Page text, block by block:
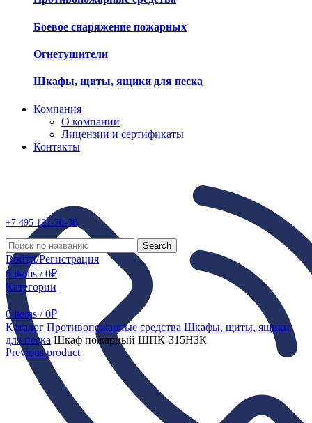
Средства обеззараживания
Боевое снаряжение пожарных
Огнетушители
Шкафы, щиты, ящики для песка
Компания
О компании
Лицензии и сертификаты
Контакты
+7 495 121-70-38
Search
Войти/Регистрация
0 items / 0₽
Категории
0 items / 0₽
Каталог Противопожарные средства Шкафы, щиты, ящики
для песка Шкаф пожарный ШПК-315НЗК
Previous product